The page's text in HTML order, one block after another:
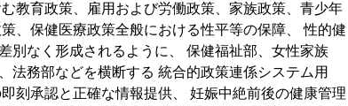
教育政策、雇用および労働政策、家族政策、青少年
、保健医療政策全般における性平等の保障、 性的健
別なく形成されるように、 保健福祉部、女性家族
法務部などを横断する 統合的政策連係システム用
刻承認と正確な情報提供、 妊娠中絶前後の健康管理